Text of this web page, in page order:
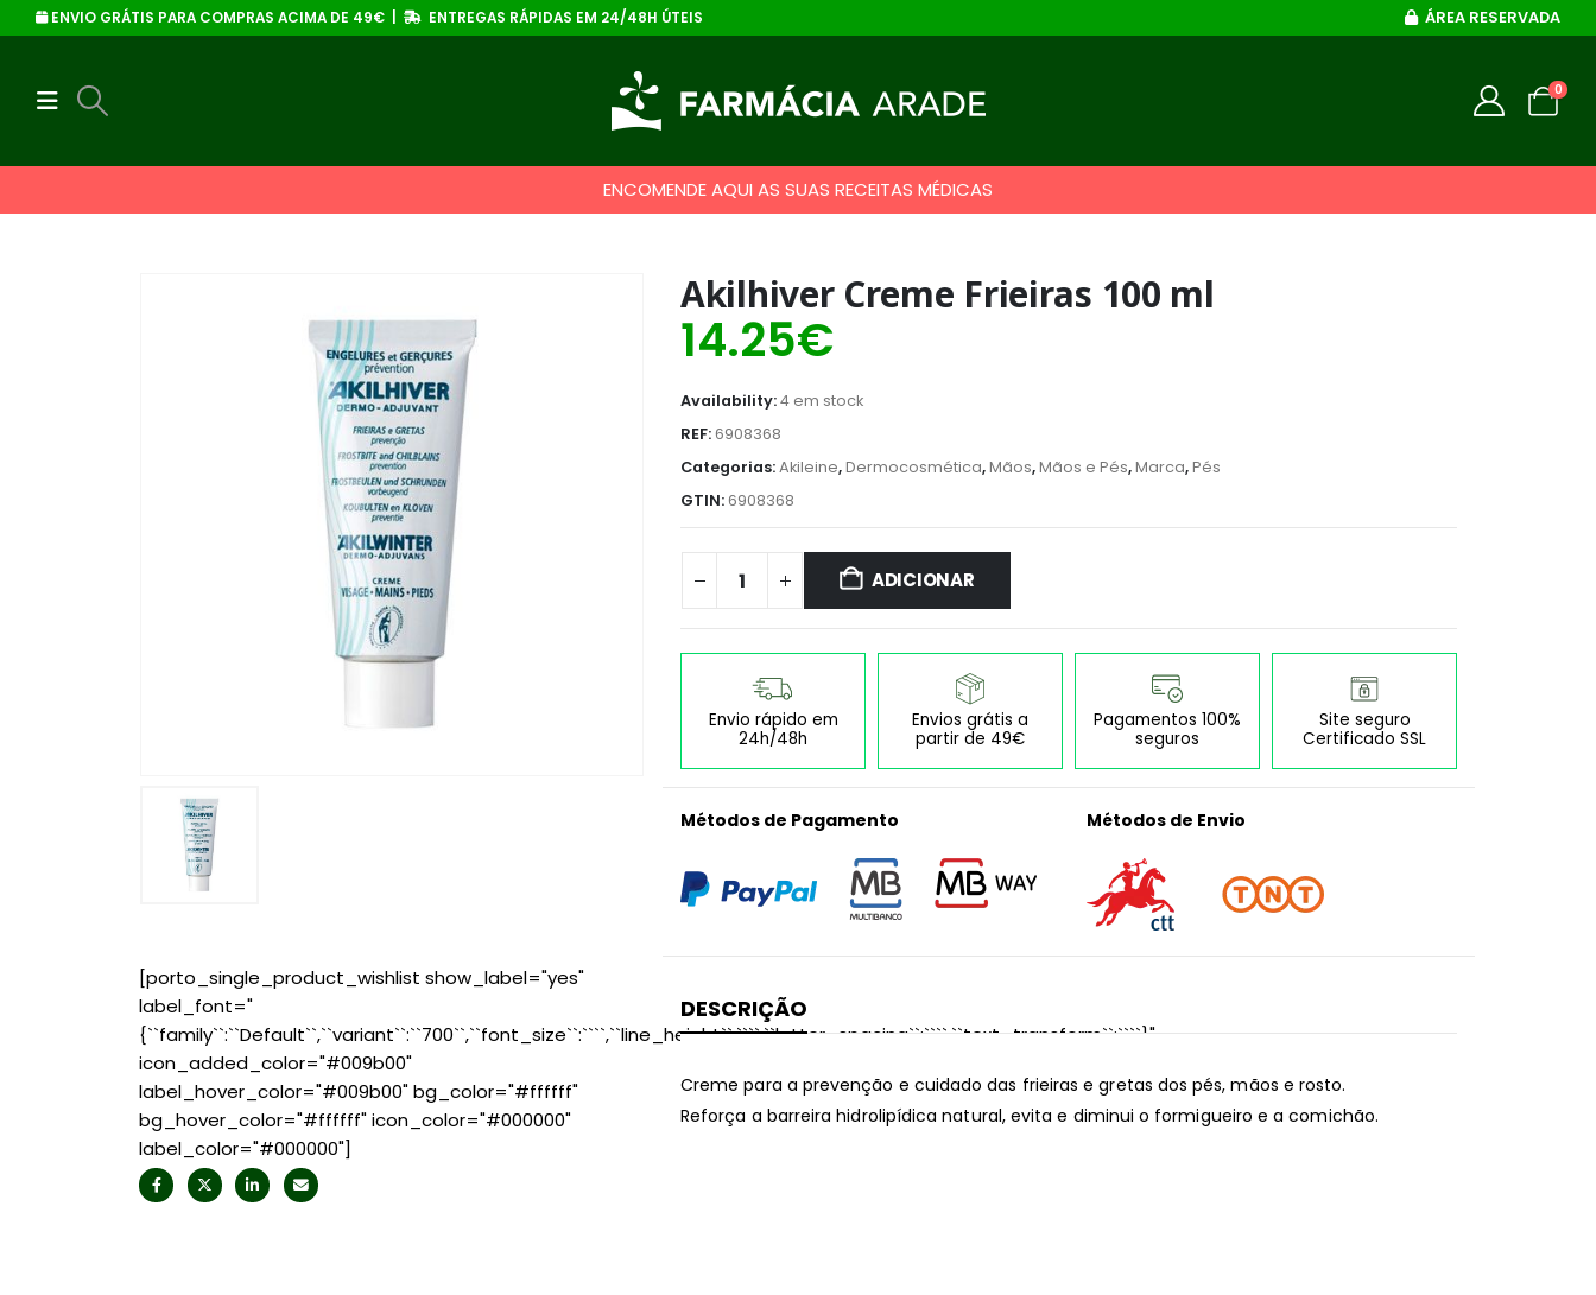
ENVIO GRÁTIS PARA COMPRAS ACIMA DE 49€ | ENTREGAS RÁPIDAS EM 24/48H ÚTEIS ÁREA RESERVADA
0
ENCOMENDE AQUI AS SUAS RECEITAS MÉDICAS
[porto_single_product_wishlist show_label="yes"
label_font="
{``family``:``Default``,``variant``:``700``,``font_size``:````,``line_height``:````,``letter_spacing``:````,``text_transform``:````}"
icon_added_color="#009b00"
label_hover_color="#009b00" bg_color="#ffffff"
bg_hover_color="#ffffff" icon_color="#000000"
label_color="#000000"]
Akilhiver Creme Frieiras 100 ml
14.25€
Availability:4 em stock
REF:6908368
Categorias:Akileine,Dermocosmética,Mãos,Mãos e Pés,Marca,Pés
GTIN:6908368
ADICIONAR
Envio rápido em
24h/48h
Envios grátis a
partir de 49€
Pagamentos 100%
seguros
Site seguro
Certificado SSL
Métodos de Pagamento Métodos de Envio
DESCRIÇÃO
Creme para a prevenção e cuidado das frieiras e gretas dos pés, mãos e rosto.
Reforça a barreira hidrolipídica natural, evita e diminui o formigueiro e a comichão.